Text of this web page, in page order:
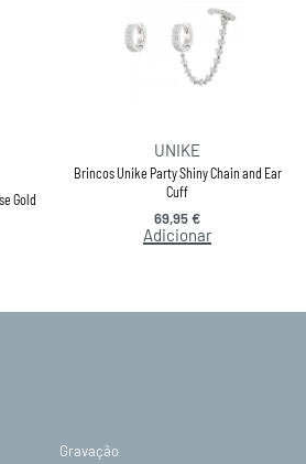
Gold
UNIKE
Brincos Unike Party Shiny Chain and Ear
Cuff
69,95€
Adicionar
Gravação